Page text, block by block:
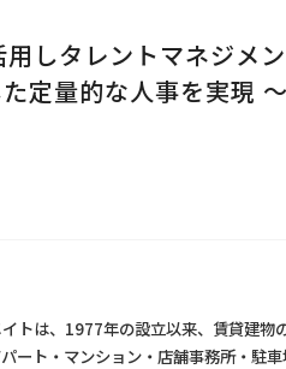
しタレントマネジメ
定量的な人事を実現 ～
トは、1977年の設立以来、賃貸建物
ート・マンション・店舗事務所・駐